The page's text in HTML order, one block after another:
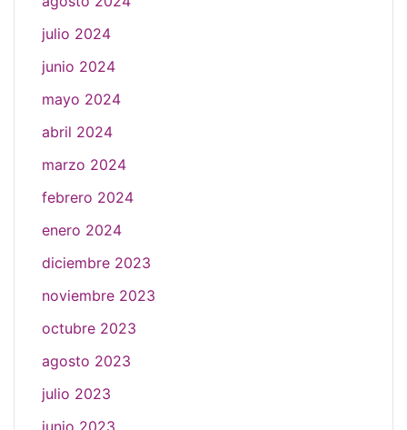
julio 2024
junio 2024
mayo 2024
abril 2024
marzo 2024
febrero 2024
enero 2024
diciembre 2023
noviembre 2023
octubre 2023
agosto 2023
julio 2023
junio 2023